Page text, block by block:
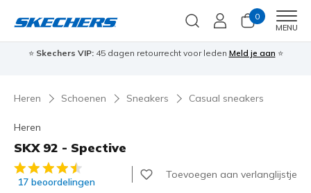
0
MENU
⭐ Skechers VIP:45 dagen retourrecht voor leden Meld je aan ⭐
Heren Schoenen Sneakers Casual sneakers
Heren
SKX 92 - Spective
3,4 van de 5 klantbeoordelingen
17 beoordelingen
Toevoegen aan verlanglijstje